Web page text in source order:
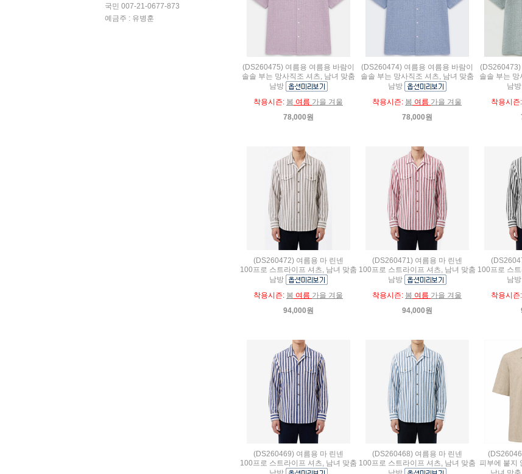
국민 007-21-0677-873
예금주 : 유병훈
(DS260475) 여름용 여름용 바람이
솔솔 부는 망사직조 셔츠, 남녀 맞춤
남방
착용시즌: 봄 여름 가을 겨울
78,000원
(DS260474) 여름용 여름용 바람이
솔솔 부는 망사직조 셔츠, 남녀 맞춤
남방
착용시즌: 봄 여름 가을 겨울
78,000원
(DS260473)
솔솔 부는 망
남방
착용시즌:
(DS260472) 여름용 마 린넨
100프로 스트라이프 셔츠, 남녀 맞춤
남방
착용시즌: 봄 여름 가을 겨울
94,000원
(DS260471) 여름용 마 린넨
100프로 스트라이프 셔츠, 남녀 맞춤
남방
착용시즌: 봄 여름 가을 겨울
94,000원
100프로 스
남방
착용시즌:
(DS260469) 여름용 마 린넨
100프로 스트라이프 셔츠, 남녀 맞춤
(DS260468) 여름용 마 린넨
100프로 스트라이프 셔츠, 남녀 맞춤 피부에 붙지